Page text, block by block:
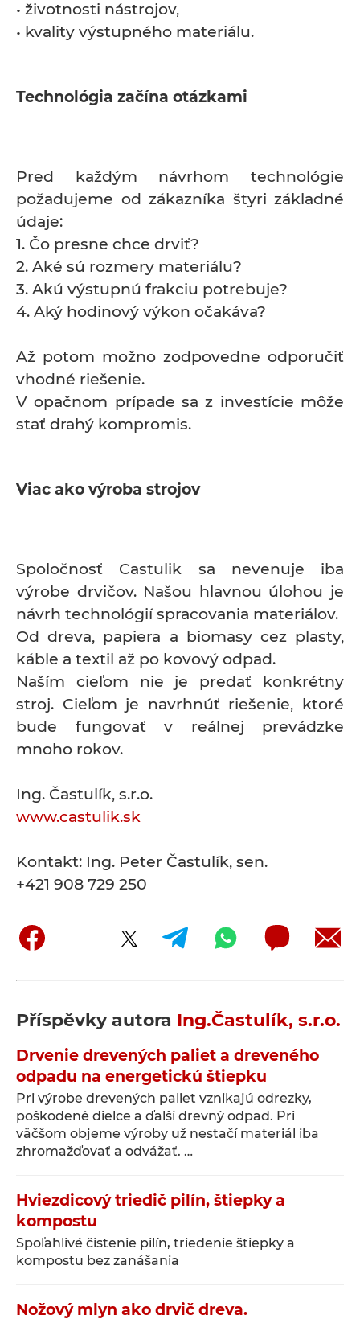
• životnosti nástrojov,
• kvality výstupného materiálu.
Technológia začína otázkami
Pred každým návrhom technológie
požadujeme od zákazníka štyri základné
údaje:
1. Čo presne chce drviť?
2. Aké sú rozmery materiálu?
3. Akú výstupnú frakciu potrebuje?
4. Aký hodinový výkon očakáva?
Až potom možno zodpovedne odporučiť
vhodné riešenie.
V opačnom prípade sa z investície môže
stať drahý kompromis.
Viac ako výroba strojov
Spoločnosť Castulik sa nevenuje iba
výrobe drvičov. Našou hlavnou úlohou je
návrh technológií spracovania materiálov.
Od dreva, papiera a biomasy cez plasty,
káble a textil až po kovový odpad.
Naším cieľom nie je predať konkrétny
stroj. Cieľom je navrhnúť riešenie, ktoré
bude fungovať v reálnej prevádzke
mnoho rokov.
Ing. Častulík, s.r.o.
www.castulik.sk
Kontakt: Ing. Peter Častulík, sen.
+421 908 729 250
Příspěvky autora Ing.Častulík, s.r.o.
Drvenie drevených paliet a dreveného
odpadu na energetickú štiepku
Pri výrobe drevených paliet vznikajú odrezky,
poškodené dielce a ďalší drevný odpad. Pri
väčšom objeme výroby už nestačí materiál iba
zhromažďovať a odvážať. …
Hviezdicový triedič pilín, štiepky a
kompostu
Spoľahlivé čistenie pilín, triedenie štiepky a
kompostu bez zanášania
Nožový mlyn ako drvič dreva.